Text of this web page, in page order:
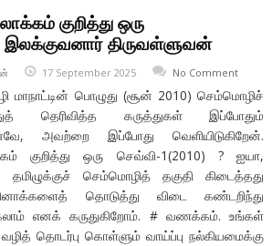
குறித்து ஒரு
திருவள்ளுவன்
17 September 2025 No Comment
மாநாட்டின் பொழுது (சூன் 2010) செம்மொழிச்
தெரிவித்த கருத்துகள் இப்போதும்
அவற்றை இப்போது வெளியிடுகிறேன்.
குறித்து ஒரு செவ்வி-1(2010) ? ஐயா,
செம்மொழித் தகுதி கிடைத்தது
தொடுத்து விடை கண்டறிந்து
எனக் கருதுகிறோம். # வணக்கம். உங்கள்
தொடர்பு கொள்ளும் வாய்ப்பு நல்கியமைக்கு